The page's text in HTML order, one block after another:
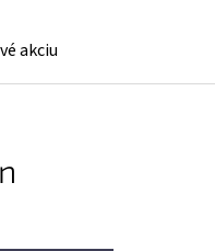
akciu